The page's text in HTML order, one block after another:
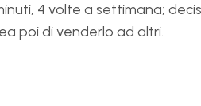
4 volte a settimana;
poi di venderlo ad altri.